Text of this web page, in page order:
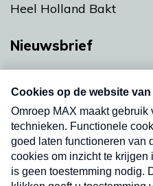
Heel Holland Bakt
Nieuwsbrief
nieuwsbrief. Elke
uw mailbox.